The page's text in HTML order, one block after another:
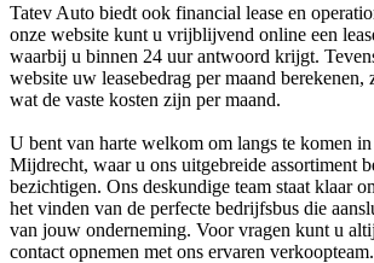
Tatev Auto biedt ook financial lease en
onze website kunt u vrijblijvend online een
waarbij u binnen 24 uur antwoord krijgt.
website uw leasebedrag per maand berekenen,
wat de vaste kosten zijn per maand.
U bent van harte welkom om langs te komen
Mijdrecht, waar u ons uitgebreide assortiment
bezichtigen. Ons deskundige team staat klaar
het vinden van de perfecte bedrijfsbus die
van jouw onderneming. Voor vragen kunt u
contact opnemen met ons ervaren verkoopteam.